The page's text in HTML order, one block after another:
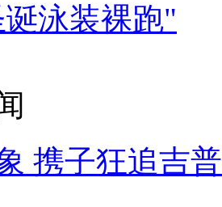
泳装裸跑"
携子狂追吉